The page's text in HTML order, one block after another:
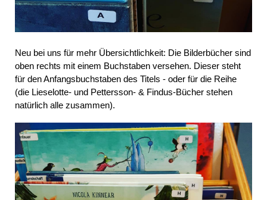
Neu bei uns für mehr Übersichtlichkeit: Die Bilderbücher sind
oben rechts mit einem Buchstaben versehen. Dieser steht
für den Anfangsbuchstaben des Titels - oder für die Reihe
(die Lieselotte- und Pettersson- & Findus-Bücher stehen
natürlich alle zusammen).